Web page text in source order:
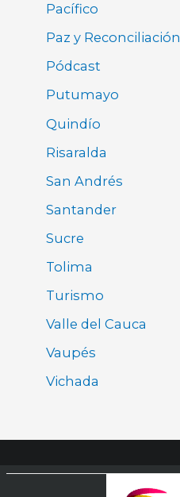
Pacífico
Paz y Reconciliación
Pódcast
Putumayo
Quindío
Risaralda
San Andrés
Santander
Sucre
Tolima
Turismo
Valle del Cauca
Vaupés
Vichada